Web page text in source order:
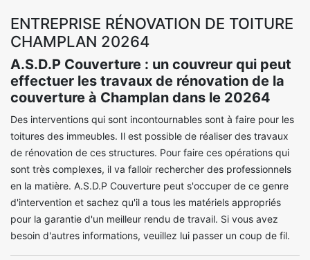
ENTREPRISE RÉNOVATION DE TOITURE
CHAMPLAN 20264
A.S.D.P Couverture : un couvreur qui peut
effectuer les travaux de rénovation de la
couverture à Champlan dans le 20264
Des interventions qui sont incontournables sont à faire pour les
toitures des immeubles. Il est possible de réaliser des travaux
de rénovation de ces structures. Pour faire ces opérations qui
sont très complexes, il va falloir rechercher des professionnels
en la matière. A.S.D.P Couverture peut s'occuper de ce genre
d'intervention et sachez qu'il a tous les matériels appropriés
pour la garantie d'un meilleur rendu de travail. Si vous avez
besoin d'autres informations, veuillez lui passer un coup de fil.